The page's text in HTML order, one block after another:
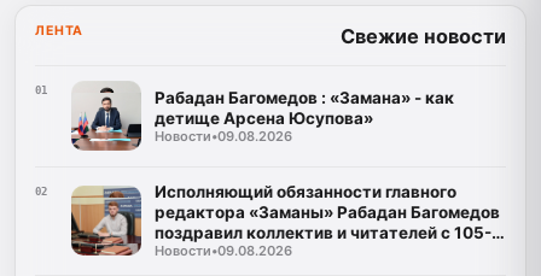
ЛЕНТА Свежие новости
01
Рабадан Багомедов : «Замана» - как
детище Арсена Юсупова»
Новости•09.08.2026
02
Исполняющий обязанности главного
редактора «Заманы» Рабадан Багомедов
поздравил коллектив и читателей с 105-
летним юбилеем газеты
Новости•09.08.2026